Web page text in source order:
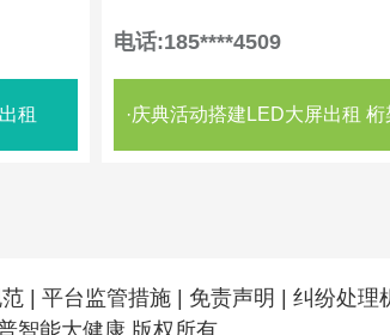
租
电话:185****4509
平台监管措施 免责声明 纠纷处理